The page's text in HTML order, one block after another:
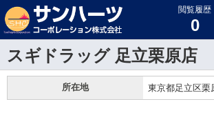
閲覧履歴
0
スギドラッグ 足立栗原店
所在地 東京都足立区栗